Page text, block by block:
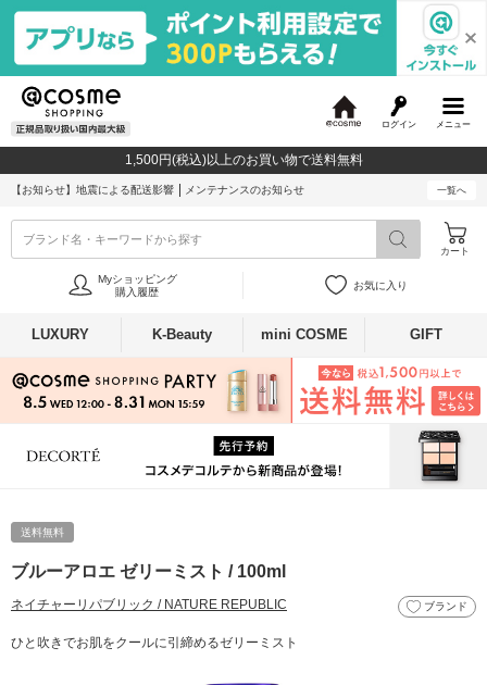
メニュー
ログイン
c
o
1,500円(税込)以上のお買い物で送料無料
【お知らせ】 地震による配送影響 メンテナンスのお知らせ 一覧へ
ブランド名・キーワードから探す
カート
Myショッピング
購入履歴
お気に入り
LUXURY K-Beauty mini COSME GIFT
送料無料
ブルーアロエ ゼリーミスト / 100ml
ネイチャーリパブリック / NATURE REPUBLIC ブランド
ひと吹きでお肌をクールに引締めるゼリーミスト